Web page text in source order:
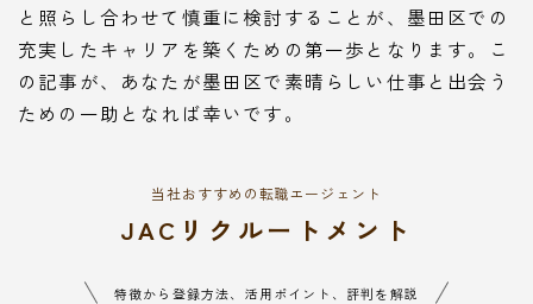
と照らし合わせて慎重に検討することが、墨田区での
充実したキャリアを築くための第一歩となります。こ
の記事が、あなたが墨田区で素晴らしい仕事と出会う
ための一助となれば幸いです。
当社おすすめの転職エージェント
JACリクルートメント
特徴から登録方法、活用ポイント、評判を解説